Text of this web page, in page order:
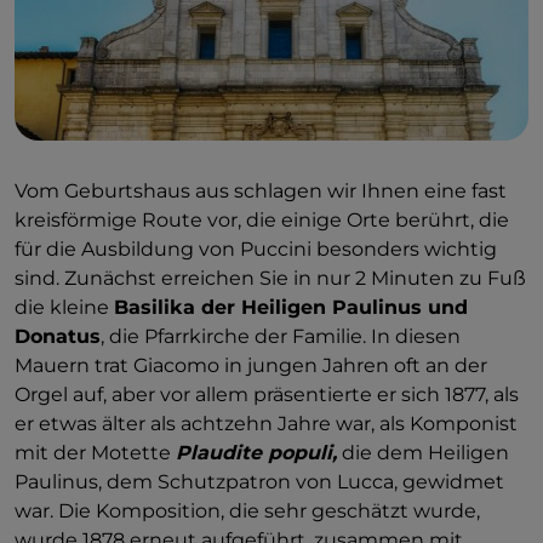
Vom Geburtshaus aus schlagen wir Ihnen eine fast
kreisförmige Route vor, die einige Orte berührt, die
für die Ausbildung von Puccini besonders wichtig
sind. Zunächst erreichen Sie in nur 2 Minuten zu Fuß
die kleine Basilika der Heiligen Paulinus und
Donatus, die Pfarrkirche der Familie. In diesen
Mauern trat Giacomo in jungen Jahren oft an der
Orgel auf, aber vor allem präsentierte er sich 1877, als
er etwas älter als achtzehn Jahre war, als Komponist
mit der Motette Plaudite populi, die dem Heiligen
Paulinus, dem Schutzpatron von Lucca, gewidmet
war. Die Komposition, die sehr geschätzt wurde,